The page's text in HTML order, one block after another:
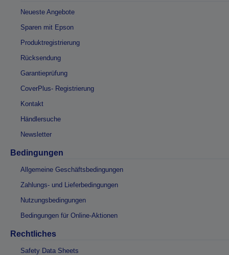
Neueste Angebote
Sparen mit Epson
Produktregistrierung
Rücksendung
Garantieprüfung
CoverPlus- Registrierung
Kontakt
Händlersuche
Newsletter
Bedingungen
Allgemeine Geschäftsbedingungen
Zahlungs- und Lieferbedingungen
Nutzungsbedingungen
Bedingungen für Online-Aktionen
Rechtliches
Safety Data Sheets